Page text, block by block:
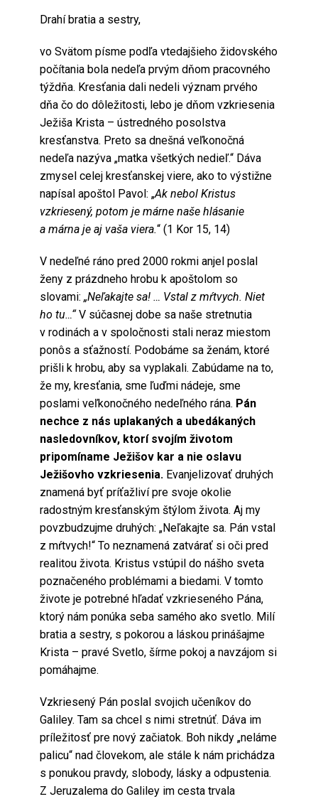
Drahí bratia a sestry,
vo Svätom písme podľa vtedajšieho židovského
počítania bola nedeľa prvým dňom pracovného
týždňa. Kresťania dali nedeli význam prvého
dňa čo do dôležitosti, lebo je dňom vzkriesenia
Ježiša Krista – ústredného posolstva
kresťanstva. Preto sa dnešná veľkonočná
nedeľa nazýva „matka všetkých nedieľ.“ Dáva
zmysel celej kresťanskej viere, ako to výstižne
napísal apoštol Pavol: „Ak nebol Kristus
vzkriesený, potom je márne naše hlásanie
a márna je aj vaša viera.“ (1 Kor 15, 14)
V nedeľné ráno pred 2000 rokmi anjel poslal
ženy z prázdneho hrobu k apoštolom so
slovami: „Neľakajte sa! … Vstal z mŕtvych. Niet
ho tu…“ V súčasnej dobe sa naše stretnutia
v rodinách a v spoločnosti stali neraz miestom
ponôs a sťažností. Podobáme sa ženám, ktoré
prišli k hrobu, aby sa vyplakali. Zabúdame na to,
že my, kresťania, sme ľuďmi nádeje, sme
poslami veľkonočného nedeľného rána. Pán
nechce z nás uplakaných a ubedákaných
nasledovníkov, ktorí svojím životom
pripomíname Ježišov kar a nie oslavu
Ježišovho vzkriesenia. Evanjelizovať druhých
znamená byť príťažliví pre svoje okolie
radostným kresťanským štýlom života. Aj my
povzbudzujme druhých: „Neľakajte sa. Pán vstal
z mŕtvych!“ To neznamená zatvárať si oči pred
realitou života. Kristus vstúpil do nášho sveta
poznačeného problémami a biedami. V tomto
živote je potrebné hľadať vzkrieseného Pána,
ktorý nám ponúka seba samého ako svetlo. Milí
bratia a sestry, s pokorou a láskou prinášajme
Krista – pravé Svetlo, šírme pokoj a navzájom si
pomáhajme.
Vzkriesený Pán poslal svojich učeníkov do
Galiley. Tam sa chcel s nimi stretnúť. Dáva im
príležitosť pre nový začiatok. Boh nikdy „neláme
palicu“ nad človekom, ale stále k nám prichádza
s ponukou pravdy, slobody, lásky a odpustenia.
Z Jeruzalema do Galiley im cesta trvala